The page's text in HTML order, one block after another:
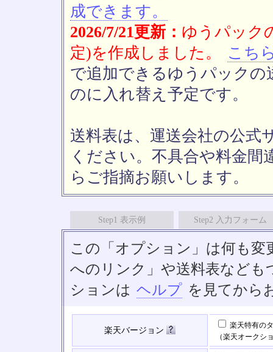
成できます。
2026/7/21更新： ゆうパック
定)を作成しました。
こち
で追加できるゆうパックの
のに入れ替え予定です。
送料表は、運送会社の公式
ください。不具合や料金間
らご指摘お願いします。
Step1 表示例 Step2 入力フォーム
この「オプション」は何も
へのリンク」や送料表など
ションは ヘルプ を見てから
楽天バージョン
楽天特有の
（楽天オークシ